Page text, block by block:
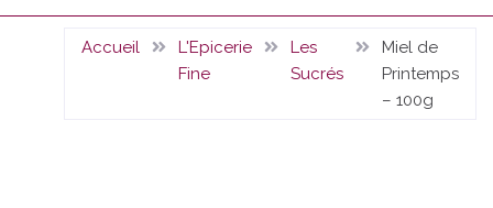
Accueil
L'Epicerie
Fine
Les
Sucrés
Miel de
Printemps
– 100g